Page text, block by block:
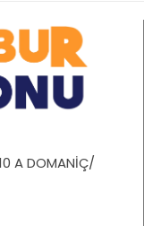
A DOMANİÇ/